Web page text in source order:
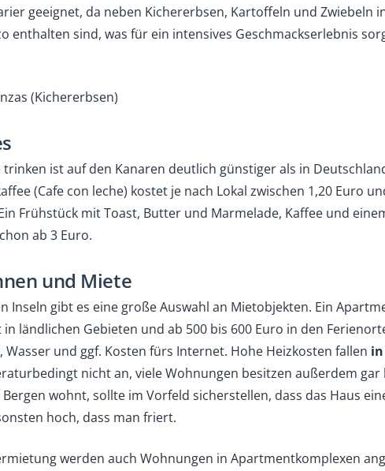
geeignet, da neben Kichererbsen, Kartoffeln und Zwiebeln
enthalten sind, was für ein intensives Geschmackserlebnis
(Kichererbsen)
trinken ist auf den Kanaren deutlich günstiger als in
(Cafe con leche) kostet je nach Lokal zwischen 1,20 Euro
Frühstück mit Toast, Butter und Marmelade, Kaffee und
ab 3 Euro.
und Miete
Inseln gibt es eine große Auswahl an Mietobjekten. Ein
in ländlichen Gebieten und ab 500 bis 600 Euro in den
Wasser und ggf. Kosten fürs Internet. Hohe Heizkosten fallen
nicht an, viele Wohnungen besitzen außerdem
Bergen wohnt, sollte im Vorfeld sicherstellen, dass das Haus
hoch, dass man friert.
werden auch Wohnungen in Apartmentkomplexen